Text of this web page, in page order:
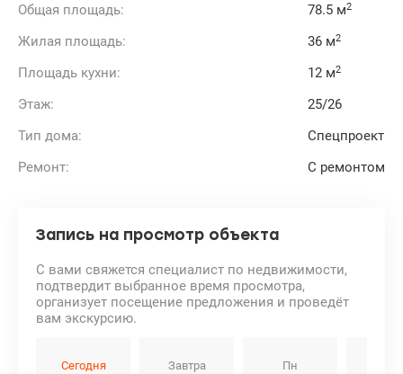
Прекрасный вариант для спокойной жизни и работы.
Цена: 78500 у.е.
Общая площадь:
78.5 м2
Жилая площадь: 36 м2
Площадь кухни: 12 м2
Этаж:
25/26
Тип дома:
Спецпроект
Ремонт:
С ремонтом
Запись на просмотр объекта
С вами свяжется специалист по недвижимости,
подтвердит выбранное время просмотра,
организует посещение предложения и проведёт
вам экскурсию.
Сегодня Завтра Пн